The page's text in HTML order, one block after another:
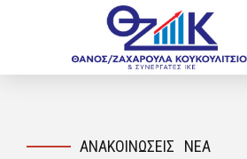
ΑΝΑΚΟΙΝΏΣΕΙΣ ΝΈΑ